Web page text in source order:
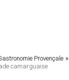
Provençale»
camarguaise